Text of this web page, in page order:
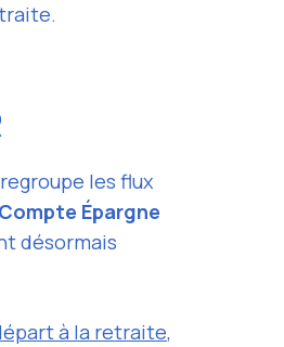
les flux
Compte Épargne
désormais
à la retraite,